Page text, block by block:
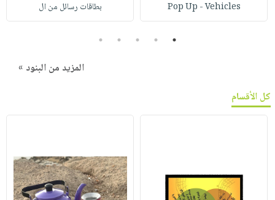
Pop Up - Vehicles بطاقات رسائل من ال
1
2
3
4
5
المزيد من البنود »
كل الأقسام